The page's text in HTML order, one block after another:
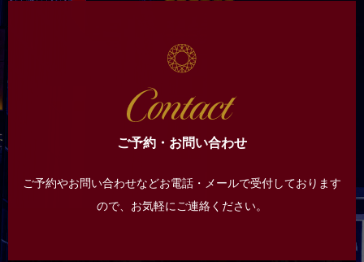
ご予約・お問い合わせ
ご予約やお問い合わせなどお電話・メールで受付しております
ので、 お気軽にご連絡ください。